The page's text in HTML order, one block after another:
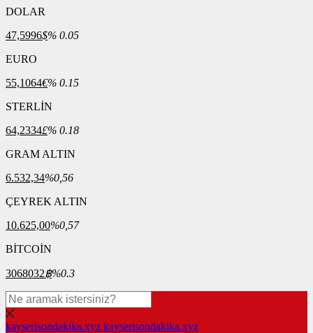
DOLAR
47,5996$% 0.05
EURO
55,1064€% 0.15
STERLİN
64,2334£% 0.18
GRAM ALTIN
6.532,34%0,56
ÇEYREK ALTIN
10.625,00%0,57
BİTCOİN
3068032฿%0.3
kayserisondakika.xyz kayserisondakika.xyz